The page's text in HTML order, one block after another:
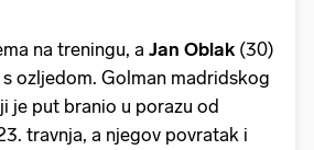
na treningu, a Jan Oblak (30)
ozljedom. Golman madridskog
je put branio u porazu od
travnja, a njegov povratak i